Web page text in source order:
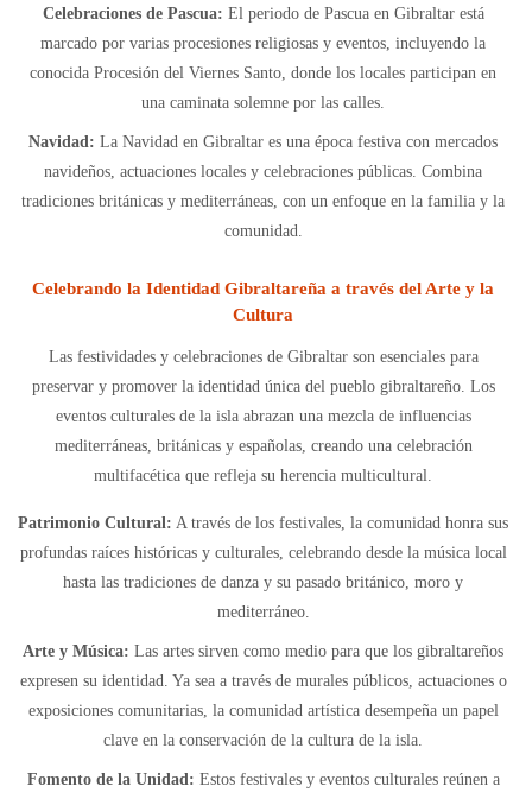
Celebraciones de Pascua: El periodo de Pascua en Gibraltar está
marcado por varias procesiones religiosas y eventos, incluyendo la
conocida Procesión del Viernes Santo, donde los locales participan en
una caminata solemne por las calles.
Navidad: La Navidad en Gibraltar es una época festiva con mercados
navideños, actuaciones locales y celebraciones públicas. Combina
tradiciones británicas y mediterráneas, con un enfoque en la familia y la
comunidad.
Celebrando la Identidad Gibraltareña a través del Arte y la
Cultura
Las festividades y celebraciones de Gibraltar son esenciales para
preservar y promover la identidad única del pueblo gibraltareño. Los
eventos culturales de la isla abrazan una mezcla de influencias
mediterráneas, británicas y españolas, creando una celebración
multifacética que refleja su herencia multicultural.
Patrimonio Cultural: A través de los festivales, la comunidad honra sus
profundas raíces históricas y culturales, celebrando desde la música local
hasta las tradiciones de danza y su pasado británico, moro y
mediterráneo.
Arte y Música: Las artes sirven como medio para que los gibraltareños
expresen su identidad. Ya sea a través de murales públicos, actuaciones o
exposiciones comunitarias, la comunidad artística desempeña un papel
clave en la conservación de la cultura de la isla.
Fomento de la Unidad: Estos festivales y eventos culturales reúnen a